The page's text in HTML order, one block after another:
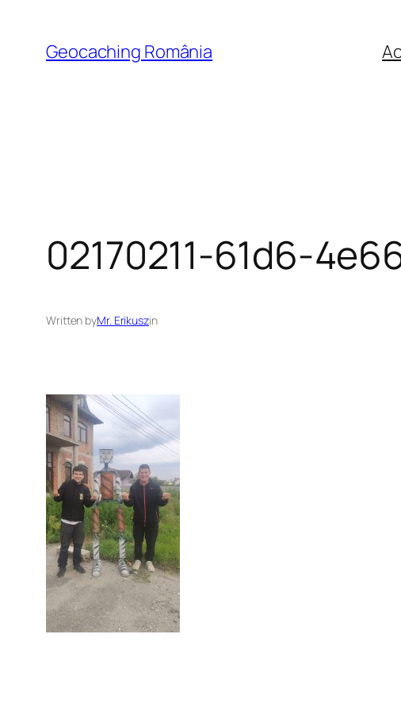
content
Geocaching România
02170211-61d6-
Written byMr. Erikuszin